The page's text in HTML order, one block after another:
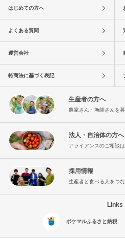
はじめての方へ
よくある質問
運営会社
特商法に基づく表記
生産者の方へ
農家さん・漁師さんを
法人・自治体の方へ
アライアンスのご相談
採用情報
生産者と食べる人をつ
Links
ポケマルふるさと納税